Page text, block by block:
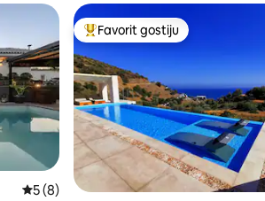
Prosječna ocjena: 5 od 5, recenzija: 8
5 (8)
Glavni favorit gostiju
Favorit gostiju